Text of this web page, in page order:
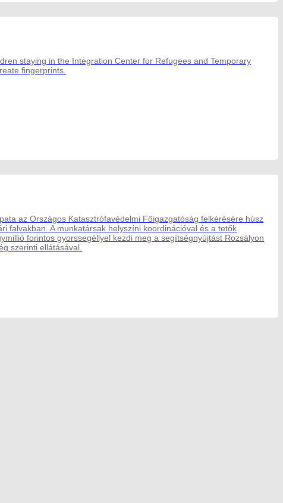
staying in the Integration Center for Refugees and Temporary
fingerprints.
az Országos Katasztrófavédelmi Főigazgatóság felkérésére húsz
falvakban. A munkatársak helyszíni koordinációval és a tetők
forintos gyorssegéllyel kezdi meg a segítségnyújtást Rozsályon
szerinti ellátásával.